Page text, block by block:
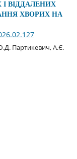
ВІДДАЛЕНИХ
ХВОРИХ НА
Партикевич, А.Є.